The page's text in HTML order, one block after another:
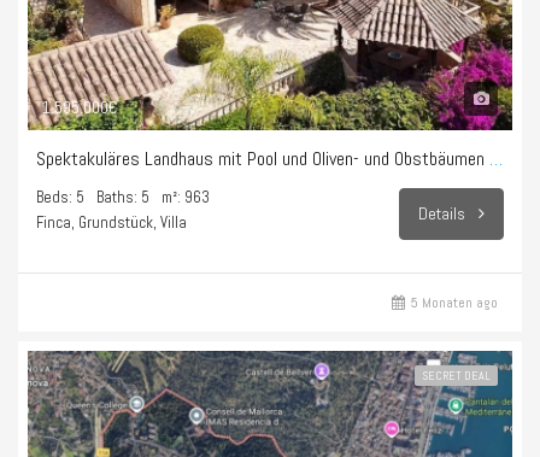
1.595.000€
Spektakuläres Landhaus mit Pool und Oliven- und Obstbäumen in Sencelles
Beds: 5 Baths: 5
m²: 963
Finca, Grundstück, Villa
Details
5 Monaten ago
SECRET DEAL